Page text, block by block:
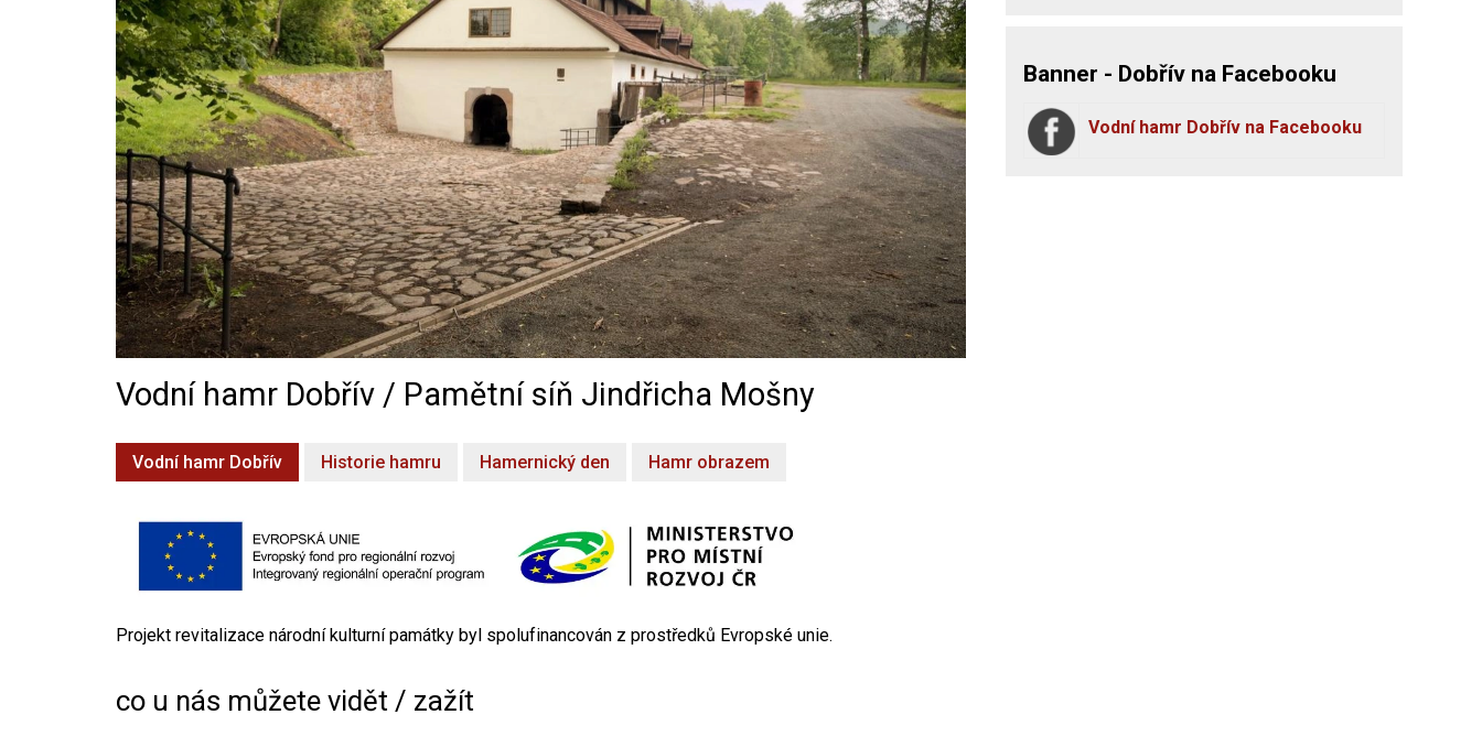
Vodní hamr Dobřív / Pamětní síň Jindřicha Mošny
Vodní hamr Dobřív Historie hamru Hamernický den Hamr obrazem
Projekt revitalizace národní kulturní památky byl spolufinancován z prostředků Evropské unie.
co u nás můžete vidět / zažít
Banner - Dobřív na Facebooku
Vodní hamr Dobřív na Facebooku